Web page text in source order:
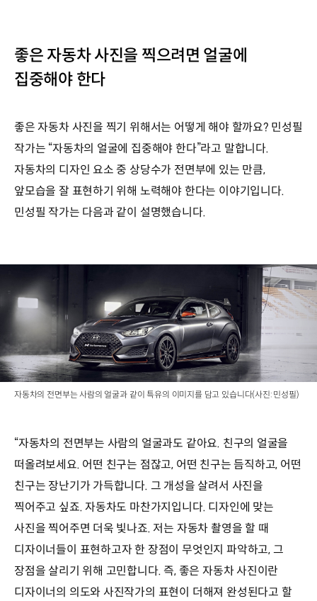
좋은 자동차 사진을 찍으려면 얼굴에
집중해야 한다
좋은 자동차 사진을 찍기 위해서는 어떻게 해야 할까요? 민성필
작가는 “자동차의 얼굴에 집중해야 한다”라고 말합니다.
자동차의 디자인 요소 중 상당수가 전면부에 있는 만큼,
앞모습을 잘 표현하기 위해 노력해야 한다는 이야기입니다.
민성필 작가는 다음과 같이 설명했습니다.
자동차의 전면부는 사람의 얼굴과 같이 특유의 이미지를 담고 있습니다(사진: 민성필)
“자동차의 전면부는 사람의 얼굴과도 같아요. 친구의 얼굴을
떠올려보세요. 어떤 친구는 점잖고, 어떤 친구는 듬직하고, 어떤
친구는 장난기가 가득합니다. 그 개성을 살려서 사진을
찍어주고 싶죠. 자동차도 마찬가지입니다. 디자인에 맞는
사진을 찍어주면 더욱 빛나죠. 저는 자동차 촬영을 할 때
디자이너들이 표현하고자 한 장점이 무엇인지 파악하고, 그
장점을 살리기 위해 고민합니다. 즉, 좋은 자동차 사진이란
디자이너의 의도와 사진작가의 표현이 더해져 완성된다고 할